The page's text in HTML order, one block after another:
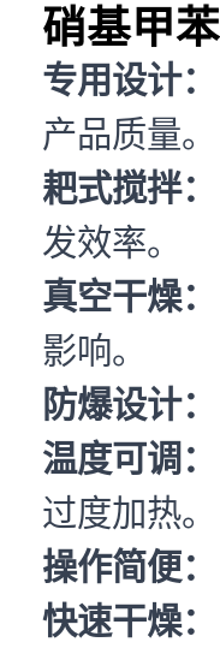
硝基甲
专用设计：
产品质量。
耙式搅拌：
发效率。
真空干燥：
影响。
防爆设计：
温度可调：
过度加热。
操作简便：
快速干燥：